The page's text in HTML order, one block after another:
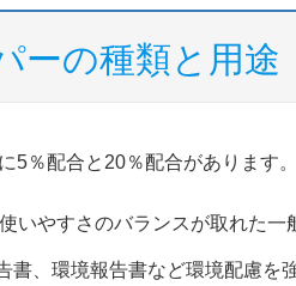
ーの種類と用途
5％配合と20％配合があります。
いやすさのバランスが取れた一
書、環境報告書など環境配慮を